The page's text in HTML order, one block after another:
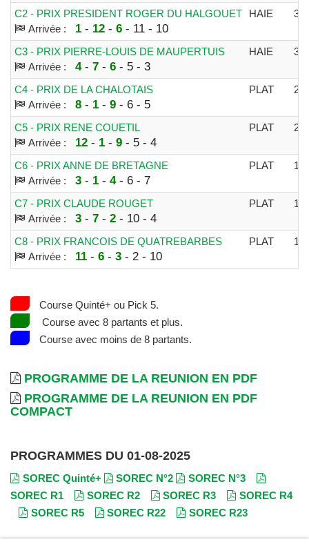
C2 - PRIX PRESIDENT ROGER DU HALGOUET
Arrivée :
1 - 12- 6- 11 - 10
HAIE
C3 - PRIX PIERRE-LOUIS DE MAUPERTUIS
Arrivée :
4- 7- 6- 5 - 3
HAIE
C4 - PRIX DE LA CHALOTAIS
Arrivée :
8- 1 - 9- 6 - 5
PLAT
C5 - PRIX RENE COUETIL
Arrivée :
12- 1 - 9- 5 - 4
PLAT
C6 - PRIX ANNE DE BRETAGNE
Arrivée :
3- 1 - 4- 6 - 7
PLAT
C7 - PRIX CLAUDE ROUGET
Arrivée :
3- 7- 2- 10 - 4
PLAT
C8 - PRIX FRANCOIS DE QUATREBARBES
Arrivée :
11 - 6- 3- 2 - 10
PLAT
Course Quinté+ ou Pick 5.
Course avec 8 partants et plus.
Course avec moins de 8 partants.
PROGRAMME DE LA REUNION EN PDF
PROGRAMME DE LA REUNION EN PDF
COMPACT
PROGRAMMES DU 01-08-2025
SOREC Quinté+ SOREC N°2
SOREC N°3
SOREC R1
SOREC R2 SOREC R3
SOREC R4
SOREC R5
SOREC R22 SOREC R23